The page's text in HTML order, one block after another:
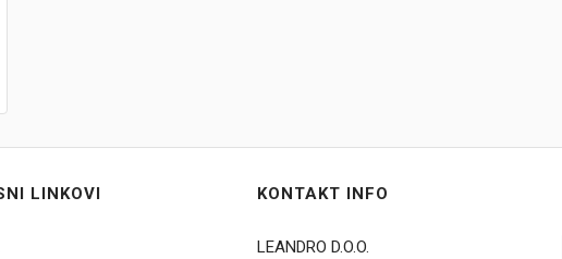
LINKOVI KONTAKT INFO
LEANDRO D.O.O.